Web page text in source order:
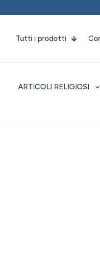
Tutti i prodotti
ARTICOLI RELIGIOSI